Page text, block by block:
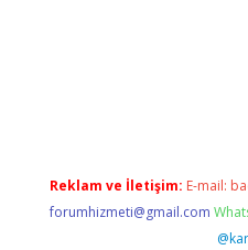
Reklam ve İletişim: E-mail:
forumhizmeti@gmail.com